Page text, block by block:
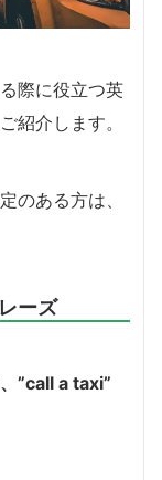
際に役立つ英
紹介します。
のある方は、
ーズ
”call a taxi”